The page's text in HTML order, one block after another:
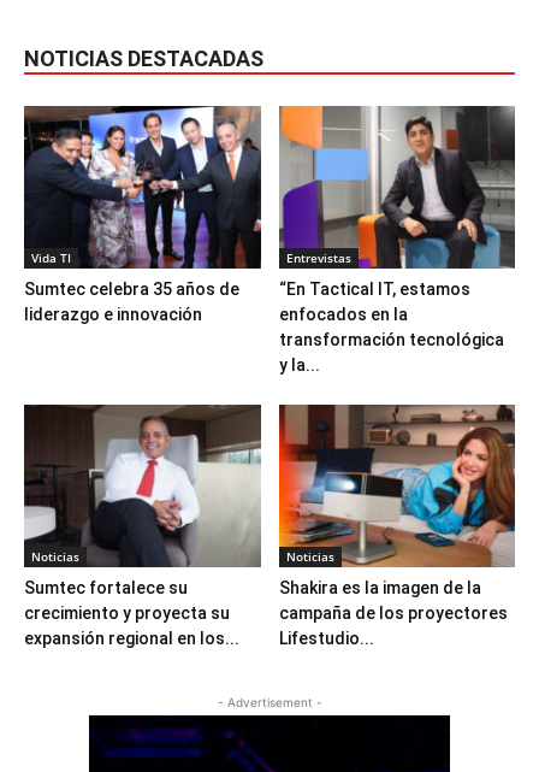
NOTICIAS DESTACADAS
Vida TI
Sumtec celebra 35 años de
liderazgo e innovación
Entrevistas
“En Tactical IT, estamos
enfocados en la
transformación tecnológica
y la...
Noticias
Sumtec fortalece su
crecimiento y proyecta su
expansión regional en los...
Noticias
Shakira es la imagen de la
campaña de los proyectores
Lifestudio...
- Advertisement -